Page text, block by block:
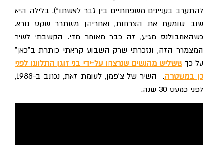
להתערב בעניינים משפחתיים בין גבר לאשתו"). בלילה היא
שוב שומעת את הצרחות, ואחריהן משתרר שקט נורא.
כשהאמבולנס מגיע, זה כבר מאוחר מדי. הקשבתי לשיר
המצמרר הזה, ונזכרתי שרק השבוע קראתי כותרת ב"כאן"
על כך ששליש מהנשים שנרצחו על-ידי בני זוגן התלוננו לפני
כן במשטרה
. השיר של צ'פמן, לעומת זאת, נכתב ב-1988,
לפני כמעט 30 שנה.